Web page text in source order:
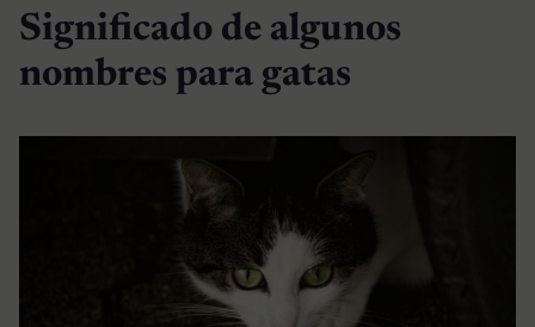
Significado de algunos
nombres para gatas